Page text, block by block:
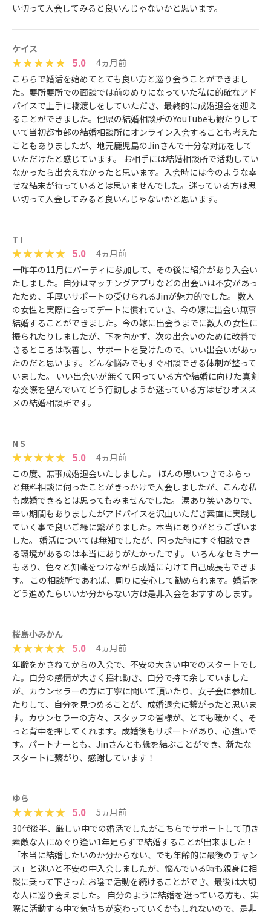
い切って入会してみると良いんじゃないかと思います。
ケイス
5.0
4ヵ月前
こちらで婚活を始めてとても良い方と巡り会うことができまし
た。要所要所での面談では前のめりになっていた私に的確なアド
バイスで上手に橋渡しをしていただき、最終的に成婚退会を迎え
ることができました。他県の結婚相談所のYouTubeも観たりして
いて当初都市部の結婚相談所にオンライン入会することも考えた
こともありましたが、地元鹿児島のJinさんで十分な対応をして
いただけたと感じています。 お相手には結婚相談所で活動してい
なかったら出会えなかったと思います。入会時には今のような幸
せな結末が待っているとは思いませんでした。迷っている方は思
い切って入会してみると良いんじゃないかと思います。
T I
5.0
4ヵ月前
一昨年の11月にパーティに参加して、その後に紹介があり入会い
たしました。自分はマッチングアプリなどの出会いは不安があっ
たため、手厚いサポートの受けられるJinが魅力的でした。 数人
の女性と実際に会ってデートに慣れていき、今の嫁に出会い無事
結婚することができました。今の嫁に出会うまでに数人の女性に
振られたりしましたが、下を向かず、次の出会いのために改善で
きるところは改善し、サポートを受けたので、いい出会いがあっ
たのだと思います。どんな悩みでもすぐ相談できる体制が整って
いました。 いい出会いが無くて困っている方や結婚に向けた真剣
な交際を望んでいてどう行動しようか迷っている方はぜひオスス
メの結婚相談所です。
N S
5.0
4ヵ月前
この度、無事成婚退会いたしました。 ほんの思いつきでふらっ
と無料相談に伺ったことがきっかけで入会しましたが、こんな私
も成婚できるとは思ってもみませんでした。 涙あり笑いありで、
辛い期間もありましたがアドバイスを沢山いただき素直に実践し
ていく事で良いご縁に繋がりました。本当にありがとうございま
した。 婚活については無知でしたが、困った時にすぐ相談でき
る環境があるのは本当にありがたかったです。 いろんなセミナー
もあり、色々と知識をつけながら成婚に向けて自己成長もできま
す。 この相談所であれば、周りに安心して勧められます。婚活を
どう進めたらいいか分からない方は是非入会をおすすめします。
桜島小みかん
5.0
4ヵ月前
年齢をかさねてからの入会で、不安の大きい中でのスタートでし
た。自分の感情が大きく揺れ動き、自分で持て余していました
が、カウンセラーの方に丁寧に聞いて頂いたり、女子会に参加し
たりして、自分を見つめることが、成婚退会に繋がったと思いま
す。カウンセラーの方々、スタッフの皆様が、とても暖かく、そ
っと背中を押してくれます。成婚後もサポートがあり、心強いで
す。パートナーとも、Jinさんとも縁を結ぶことができ、新たな
スタートに繋がり、感謝しています！
ゆら
5.0
5ヵ月前
30代後半、厳しい中での婚活でしたがこちらでサポートして頂き
素敵な人にめぐり逢い1年足らずで結婚することが出来ました！
「本当に結婚したいのか分からない、でも年齢的に最後のチャン
ス」と迷いと不安の中入会しましたが、悩んでいる時も親身に相
談に乗って下さったお陰で活動を続けることができ、最後は大切
な人に巡り会えました。 自分のように結婚を迷っている方も、実
際に活動する中で気持ちが変わっていくかもしれないので、是非